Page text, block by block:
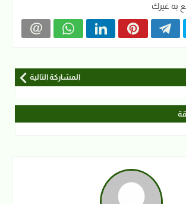
به غيرك
المشاركة التالية